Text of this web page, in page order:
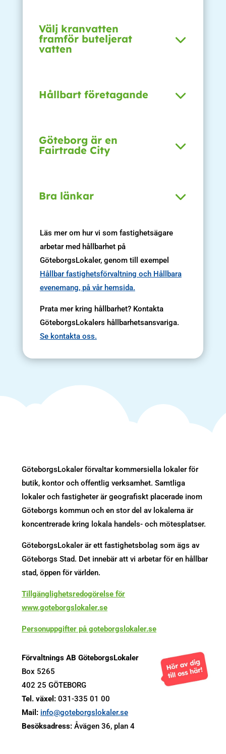
Välj kranvatten
framför buteljerat
vatten
Hållbart företagande
Göteborg är en
Fairtrade City
Bra länkar
Läs mer om hur vi som fastighetsägare
arbetar med hållbarhet på
GöteborgsLokaler, genom till exempel
Hållbar fastighetsförvaltning och Hållbara
evenemang, på vår hemsida.
Prata mer kring hållbarhet? Kontakta
GöteborgsLokalers hållbarhetsansvariga.
Se kontakta oss.
GöteborgsLokaler förvaltar kommersiella lokaler för
butik, kontor och offentlig verksamhet. Samtliga
lokaler och fastigheter är geografiskt placerade inom
Göteborgs kommun och en stor del av lokalerna är
koncentrerade kring lokala handels- och mötesplatser.
GöteborgsLokaler är ett fastighetsbolag som ägs av
Göteborgs Stad. Det innebär att vi arbetar för en hållbar
stad, öppen för världen.
Tillgänglighetsredogörelse för
www.goteborgslokaler.se
Personuppgifter på goteborgslokaler.se
Förvaltnings AB GöteborgsLokaler
Box 5265
402 25 GÖTEBORG
Tel. växel: 031-335 01 00
Mail: info@goteborgslokaler.se
Besöksadress: Åvägen 36, plan 4